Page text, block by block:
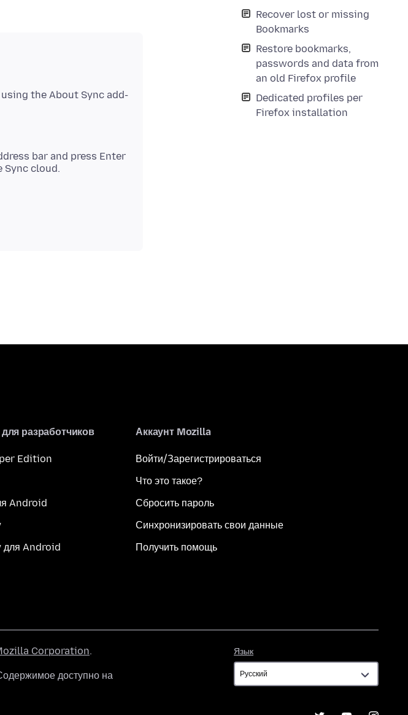
Recover lost or missing
Bookmarks
Restore bookmarks,
passwords and data from
an old Firefox profile
Dedicated profiles per
Firefox installation
the About Sync add-
bar and press Enter
разработчиков
Edition
Android
Android
Аккаунт Mozilla
Войти/Зарегистрироваться
Что это такое?
Сбросить пароль
Синхронизировать свои данные
Получить помощь
Язык
Corporation.
доступно на